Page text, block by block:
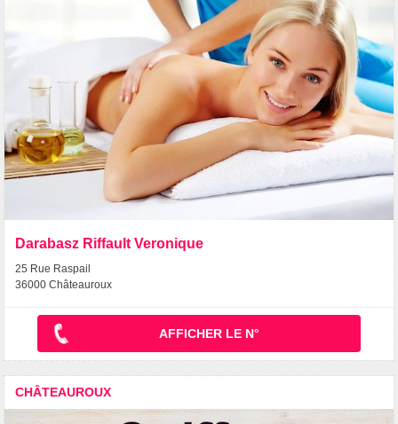
Darabasz Riffault Veronique
25 Rue Raspail
36000 Châteauroux
AFFICHER LE N°
CHÂTEAUROUX